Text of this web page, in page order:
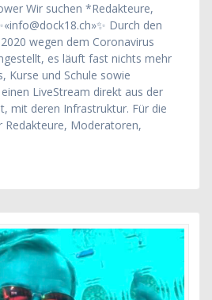
Wir suchen *Redakteure,
Durch den
wegen dem Coronavirus
es läuft fast nichts mehr
Kurse und Schule sowie
LiveStream direkt aus der
mit deren Infrastruktur. Für die
Redakteure, Moderatoren,